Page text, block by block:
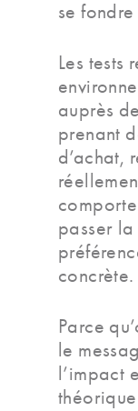
se
Les tests
auprès
prenant
d’achat,
passer
concrète.
Parce
le
l’impact